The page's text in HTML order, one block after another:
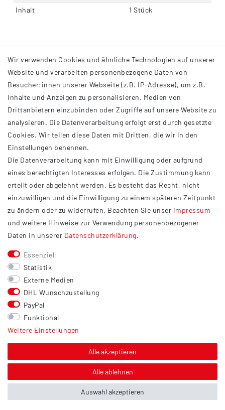
Inhalt
1 Stück
INFORMATIONEN
AGB
Impressum
Datenschutzerklärung
Widerrufsrecht
Barrierefreiheit
Service
Kontakt
Versand
Zahlung
Vertrag widerrufen
Sonstiges
Hinweis zur Entsorgung von Altbatterien & Altöl
Über uns
Wir verwenden Cookies und ähnliche Technologien auf unserer
Website und verarbeiten personenbezogene Daten von
Besucher:innen unserer Webseite (z.B. IP-Adresse), um z.B.
Inhalte und Anzeigen zu personalisieren, Medien von
Drittanbietern einzubinden oder Zugriffe auf unsere Website zu
analysieren. Die Datenverarbeitung erfolgt erst durch gesetzte
Cookies. Wir teilen diese Daten mit Dritten, die wir in den
Einstellungen benennen.
Die Datenverarbeitung kann mit Einwilligung oder aufgrund
eines berechtigten Interesses erfolgen. Die Zustimmung kann
erteilt oder abgelehnt werden. Es besteht das Recht, nicht
einzuwilligen und die Einwilligung zu einem späteren Zeitpunkt
zu ändern oder zu widerrufen. Beachten Sie unser Impressum
und weitere Hinweise zur Verwendung personenbezogener
Daten in unserer Daten­schutz­erklärung.
Essenziell
Statistik
Externe Medien
DHL Wunschzustellung
PayPal
Funktional
Weitere Einstellungen
Alle akzeptieren
Alle ablehnen
Auswahl akzeptieren